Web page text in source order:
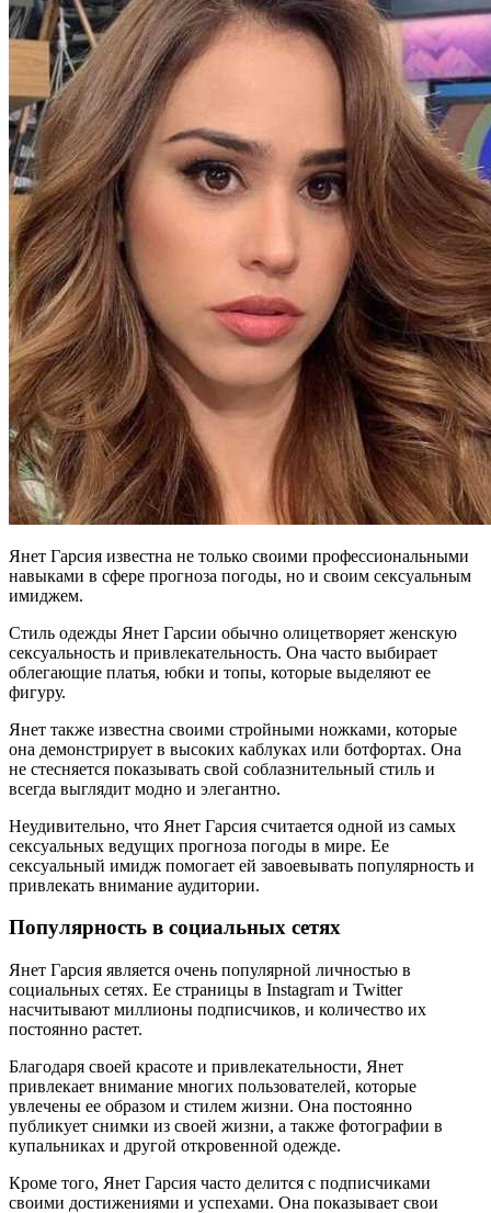
Янет Гарсия известна не только своими профессиональными
навыками в сфере прогноза погоды, но и своим сексуальным
имиджем.
Стиль одежды Янет Гарсии обычно олицетворяет женскую
сексуальность и привлекательность. Она часто выбирает
облегающие платья, юбки и топы, которые выделяют ее
фигуру.
Янет также известна своими стройными ножками, которые
она демонстрирует в высоких каблуках или ботфортах. Она
не стесняется показывать свой соблазнительный стиль и
всегда выглядит модно и элегантно.
Неудивительно, что Янет Гарсия считается одной из самых
сексуальных ведущих прогноза погоды в мире. Ее
сексуальный имидж помогает ей завоевывать популярность и
привлекать внимание аудитории.
Популярность в социальных сетях
Янет Гарсия является очень популярной личностью в
социальных сетях. Ее страницы в Instagram и Twitter
насчитывают миллионы подписчиков, и количество их
постоянно растет.
Благодаря своей красоте и привлекательности, Янет
привлекает внимание многих пользователей, которые
увлечены ее образом и стилем жизни. Она постоянно
публикует снимки из своей жизни, а также фотографии в
купальниках и другой откровенной одежде.
Кроме того, Янет Гарсия часто делится с подписчиками
своими достижениями и успехами. Она показывает свои